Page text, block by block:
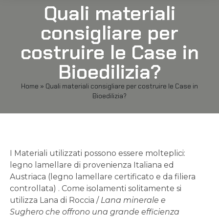
Quali materiali
consigliare per
costruire le Case in
Bioedilizia?
Home » Quali materiali consigliare per costruire le Case in
Bioedilizia?
I Materiali utilizzati possono essere molteplici:
legno lamellare di provenienza Italiana ed
Austriaca (legno lamellare certificato e da filiera
controllata) . Come isolamenti solitamente si
utilizza Lana di Roccia / Lana minerale e
Sughero che offrono una grande efficienza